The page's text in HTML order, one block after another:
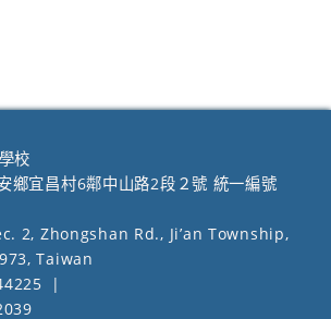
校
鄉宜昌村6鄰中山路2段２號 統一編號
2, Zhongshan Rd., Ji’an Township,
Taiwan
|